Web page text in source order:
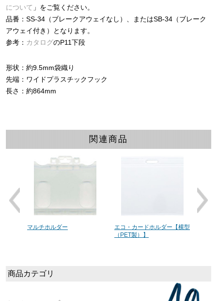
について 」をご覧ください。
品番：SS-34（ブレークアウェイなし）、またはSB-34（ブレーク
アウェイ付き）となります。
参考： カタログのP11下段
形状：約9.5mm袋織り
先端：ワイドプラスチックフック
長さ：約864mm
関連商品
マルチホルダー
エコ・カードホルダー【横型
（PET製）】
商品カテゴリ